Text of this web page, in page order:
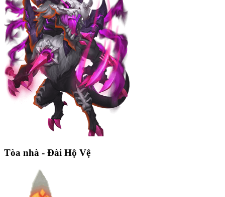
Tòa nhà - Đài Hộ Vệ